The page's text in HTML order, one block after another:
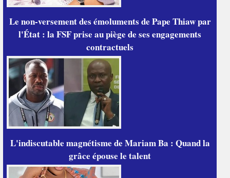
Le non-versement des émoluments de Pape Thiaw par
l'État : la FSF prise au piège de ses engagements
contractuels
L'indiscutable magnétisme de Mariam Ba : Quand la
grâce épouse le talent